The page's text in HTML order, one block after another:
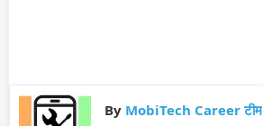
By MobiTech Career टीम